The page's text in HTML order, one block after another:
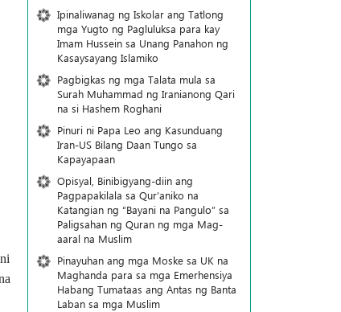
Ipinaliwanag ng Iskolar ang Tatlong
mga Yugto ng Pagluluksa para kay
Imam Hussein sa Unang Panahon ng
Kasaysayang Islamiko
Pagbigkas ng mga Talata mula sa
Surah Muhammad ng Iranianong Qari
na si Hashem Roghani
Pinuri ni Papa Leo ang Kasunduang
Iran-US Bilang Daan Tungo sa
Kapayapaan
Opisyal, Binibigyang-diin ang
Pagpapakilala sa Qur’aniko na
Katangian ng “Bayani na Pangulo” sa
Paligsahan ng Quran ng mga Mag-
aaral na Muslim
Pinayuhan ang mga Moske sa UK na
Maghanda para sa mga Emerhensiya
Habang Tumataas ang Antas ng Banta
Laban sa mga Muslim